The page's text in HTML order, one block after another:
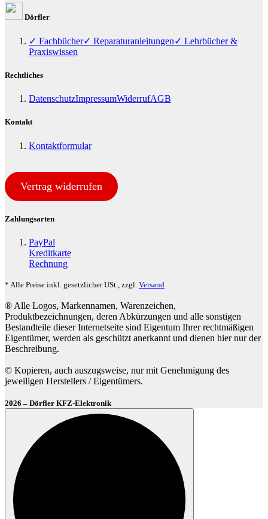
Dörfler
✓ Fachbücher✓ Reparaturanleitungen✓ Lehrbücher &
Praxiswissen
Rechtliches
DatenschutzImpressumWiderrufAGB
Kontakt
Kontaktformular
Vertrag widerrufen
Zahlungsarten
PayPal
Kreditkarte
Rechnung
* Alle Preise inkl. gesetzlicher USt., zzgl. Versand
® Alle Logos, Markennamen, Warenzeichen,
Produktbezeichnungen, deren Abkürzungen und alle sonstigen
Bestandteile dieser Internetseite sind Eigentum Ihrer rechtmäßigen
Eigentümer, werden als geschützt anerkannt und dienen hier nur der
Beschreibung.
© Kopieren, auch auszugsweise, nur mit Genehmigung des
jeweiligen Herstellers / Eigentümers.
2026 – Dörfler KFZ-Elektronik